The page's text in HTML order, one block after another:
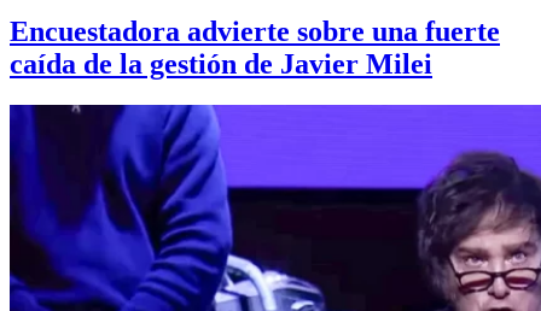
Encuestadora advierte sobre una fuerte
caída de la gestión de Javier Milei